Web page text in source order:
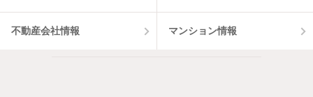
不動産会社情報 マンション情報